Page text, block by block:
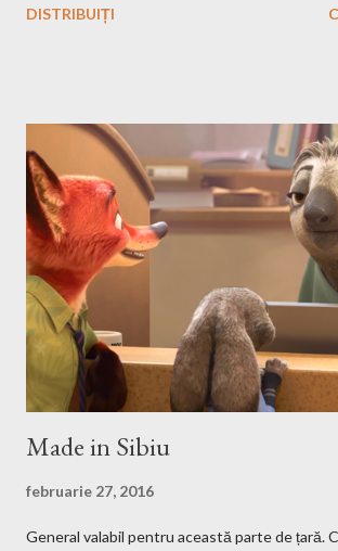
the story and the game play is calling you to
definitively sure that you'll find a site from
the game files ;). Installation After
have to install it. If the *.iso file is compressed
have to uncompressed it. After that write in
after you go with cd command in the folder
sudo mount -t iso9660 -o loop HMM3-
DISTRIBUIȚI
Made in Sibiu
februarie 27, 2016
General valabil pentru această parte de țară.